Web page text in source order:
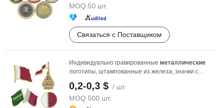
MOQ:50 шт.
Связаться с Поставщиком
Индивидуально гравированные металлические
логотипы, штампованные из железа, значки с
0,2-0,3 $ / шт.
MOQ:500 шт.